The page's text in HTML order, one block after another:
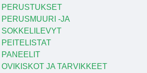
PERUSTUKSET
PERUSMUURI -JA
SOKKELILEVYT
PEITELISTAT
PANEELIT
OVIKISKOT JA TARVIKKEET